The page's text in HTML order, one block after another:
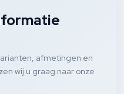
afmetingen en
wij u graag naar onze